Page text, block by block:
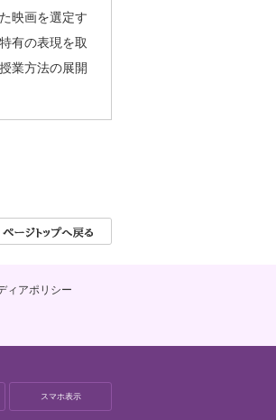
映画を選定す
有の表現を取
業方法の展開
ィアポリシー
スマホ表示